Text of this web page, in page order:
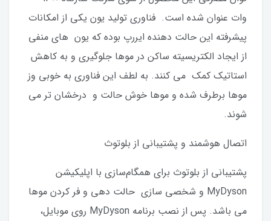
وات عنوان شده است. فناوری تولید یون یکی از امکانات
پیشرفته این حالت دهنده ایررپ بوده که یون های منفی
از ایجاد الکتریسیته ساکن در موها جلوگیری و به کاهش
استاتیک کمک می کنند. به لطف این فناوری به خوبی وز
موها برطرف شده و موها خوش حالت و درخشان تر می
شوند.
اتصال هوشمند و پشتیبانی از بلوتوث
پشتیبانی از بلوتوث برای همگام‌سازی با اپلیکیشن
MyDyson و شخصی سازی حالت دهی و فر کردن موها
می باشد. پس از نصب برنامه MyDyson روی موبایل،